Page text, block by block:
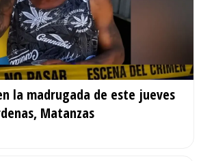
la madrugada de este jueves
Matanzas